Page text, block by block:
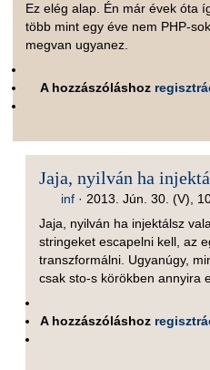
Ez elég alap. Én már évek óta
több mint egy éve nem PHP-
megvan ugyanez.
A hozzászóláshoz
Jaja, nyilván ha
inf· 2013. Jún. 30. (V),
Jaja, nyilván ha injektálsz
stringeket escapelni kell, az
transzformálni. Ugyanúgy,
csak sto-s körökben annyira
A hozzászóláshoz